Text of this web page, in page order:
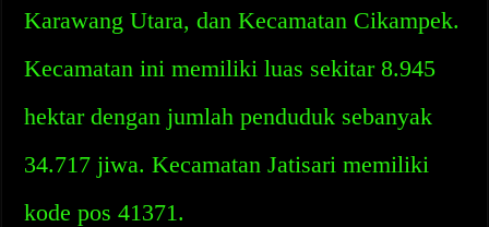
Karawang Utara, dan Kecamatan Cikampek.
Kecamatan ini memiliki luas sekitar 8.945
hektar dengan jumlah penduduk sebanyak
34.717 jiwa. Kecamatan Jatisari memiliki
kode pos 41371.